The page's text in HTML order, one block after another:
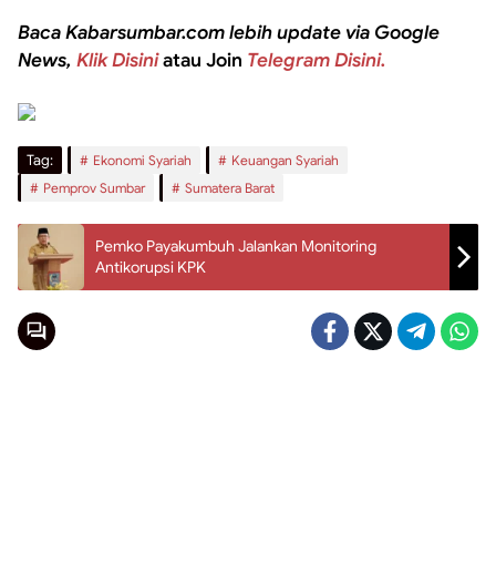
Baca Kabarsumbar.com lebih update via Google
News, Klik Disiniatau Join Telegram Disini.
Tag: Ekonomi Syariah
Keuangan Syariah
Pemprov Sumbar
Sumatera Barat
Pemko Payakumbuh Jalankan Monitoring
Antikorupsi KPK